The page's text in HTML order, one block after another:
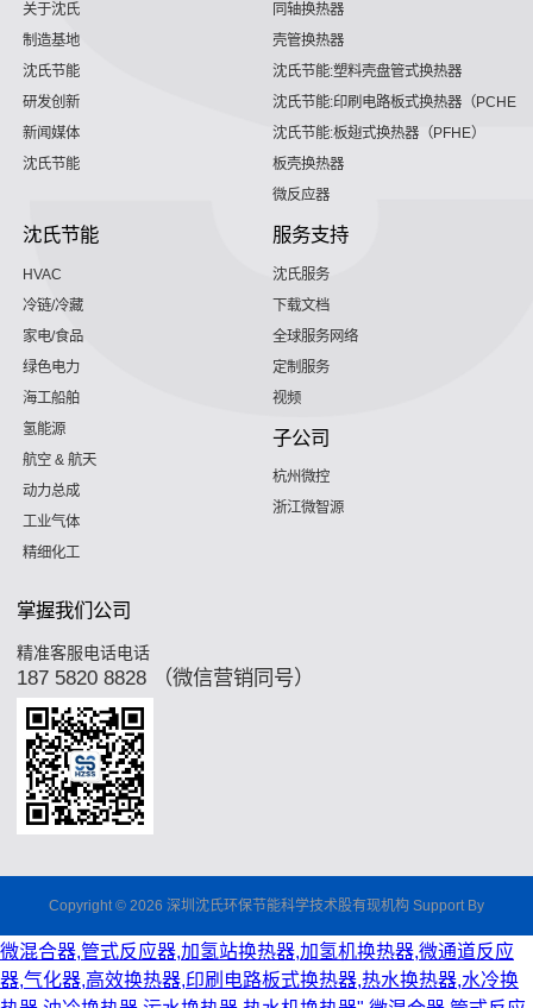
关于沈氏
制造基地
沈氏节能
研发创新
新闻媒体
沈氏节能
同轴换热器
壳管换热器
沈氏节能:塑料壳盘管式换热器
沈氏节能:印刷电路板式换热器（PCHE）
沈氏节能:板翅式换热器（PFHE）
板壳换热器
微反应器
沈氏节能
HVAC
冷链/冷藏
家电/食品
绿色电力
海工船舶
氢能源
航空 & 航天
动力总成
工业气体
精细化工
服务支持
沈氏服务
下载文档
全球服务网络
定制服务
视频
子公司
杭州微控
浙江微智源
掌握我们公司
精准客服电话电话
187 5820 8828 （微信营销同号）
Copyright © 2026 深圳沈氏环保节能科学技术股有现机构 Support By
微混合器,管式反应器,加氢站换热器,加氢机换热器,微通道反应
器,气化器,高效换热器,印刷电路板式换热器,热水换热器,水冷换